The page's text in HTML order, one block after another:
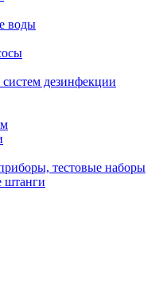
воды
дезинфекции
тестовые наборы
штанги